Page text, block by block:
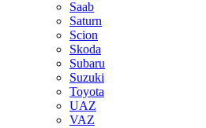
Saab
Saturn
Scion
Skoda
Subaru
Suzuki
Toyota
UAZ
VAZ